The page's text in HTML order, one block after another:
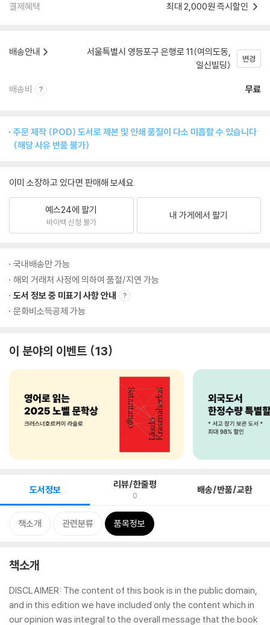
결제혜택 최대 2,000원 즉시할인
배송안내
서울특별시 영등포구 은행로 11(여의도동,
일신빌딩)
변경
배송비 무료
주문 제작 (POD) 도서로 제본 및 인쇄 품질이 다소 미흡할 수 있습니다
(해당 사유 반품 불가)
이미 소장하고 있다면 판매해 보세요.
예스24에 팔기
바이백 신청 불가
내 가게에서 팔기
국내배송만 가능
해외 거래처 사정에 의하여 품절/지연 가능
도서 정보 중 미표기 사항 안내
문화비소득공제 가능
이 분야의 이벤트 13
도서정보 리뷰/한줄평
0 배송/반품/교환
책소개 관련분류 품목정보
책소개
DISCLAIMER: The content of this book is in the public domain,
and in this edition we have included only the content which in
our opinion was integral to the overall message that the book